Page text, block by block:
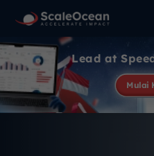
Lead at
Mulai